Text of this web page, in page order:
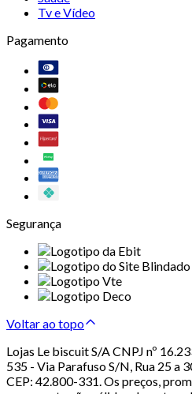
Tv e Vídeo
Pagamento
Segurança
Voltar ao topo
Lojas Le biscuit S/A CNPJ nº
535 - Via Parafuso S/N, Rua 25 a
CEP: 42.800-331. Os preços,